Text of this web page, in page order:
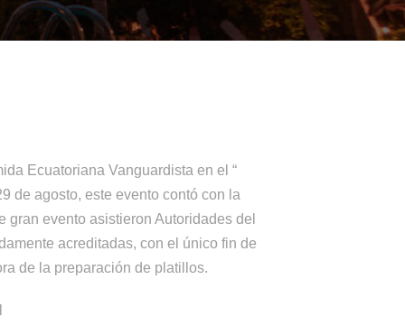
Ecuatoriana Vanguardista en el “
de agosto, este evento contó con la
evento asistieron Autoridades del
acreditadas, con el único fin de
de la preparación de platillos.